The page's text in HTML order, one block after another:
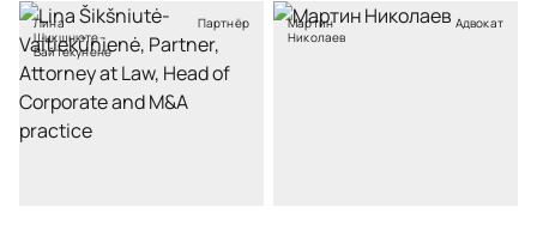
Лина
Шикшнюте-
Вайтекунене
Партнёр
Мартин
Николаев
Адвокат